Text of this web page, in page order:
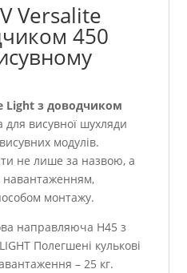
Versalite
450
Light з доводчиком
висувної шухляди
модулів.
не лише за назвою, а
навантаженням,
монтажу.
направляюча H45 з
Полегшені кулькові
– 25 кг.